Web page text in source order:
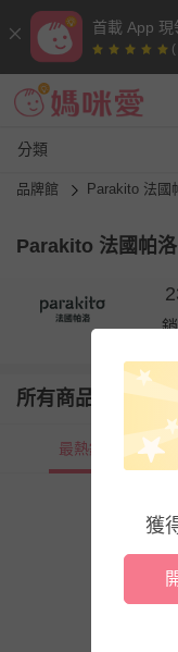
首載 App
分類
品牌館 Parakito 法國
Parakito 法國帕洛
所有商品
最熱銷
獲